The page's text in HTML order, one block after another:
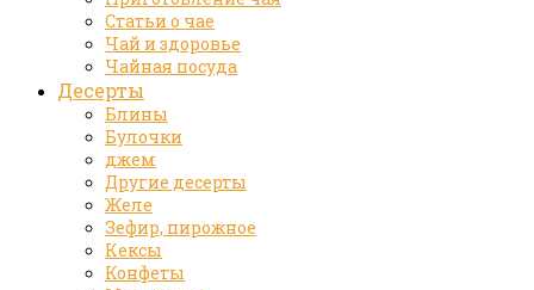
Статьи о чае
Чай и здоровье
Чайная посуда
Десерты
Блины
Булочки
джем
Другие десерты
Желе
Зефир, пирожное
Кексы
Конфеты